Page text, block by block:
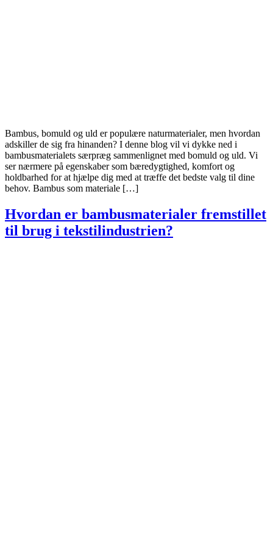
Bambus, bomuld og uld er populære naturmaterialer, men hvordan
adskiller de sig fra hinanden? I denne blog vil vi dykke ned i
bambusmaterialets særpræg sammenlignet med bomuld og uld. Vi
ser nærmere på egenskaber som bæredygtighed, komfort og
holdbarhed for at hjælpe dig med at træffe det bedste valg til dine
behov. Bambus som materiale […]
Hvordan er bambusmaterialer fremstillet
til brug i tekstilindustrien?